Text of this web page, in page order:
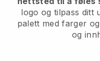
logo og tilpass ditt
palett med farger
og